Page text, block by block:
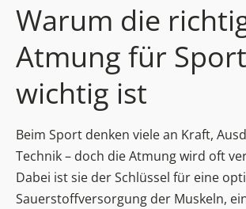
Warum die
Atmung für
wichtig ist
Beim Sport denken viele an Kraft,
Technik – doch die Atmung wird oft
Dabei ist sie der Schlüssel für eine
Sauerstoffversorgung der Muskeln,